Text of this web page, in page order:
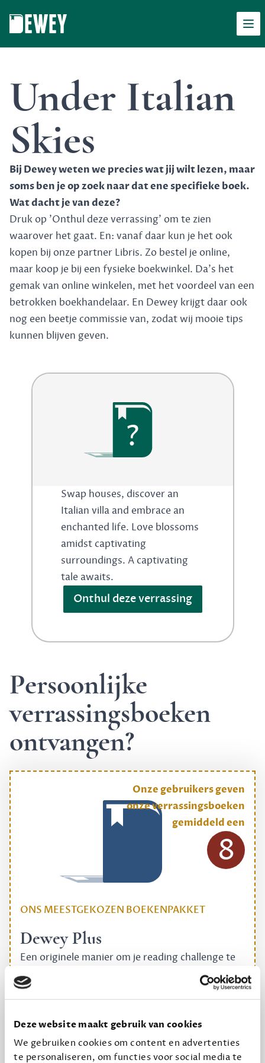
Deze website maakt gebruik van cookies
We gebruiken cookies om content en advertenties
te personaliseren, om functies voor social media te
Under Italian
Skies
Bij Dewey weten we precies wat jij wilt lezen, maar
soms ben je op zoek naar dat ene specifieke boek.
Wat dacht je van deze?
Druk op 'Onthul deze verrassing' om te zien
waarover het gaat. En: vanaf daar kun je het ook
kopen bij onze partner Libris. Zo bestel je online,
maar koop je bij een fysieke boekwinkel. Da's het
gemak van online winkelen, met het voordeel van een
betrokken boekhandelaar. En Dewey krijgt daar ook
nog een beetje commissie van, zodat wij mooie tips
kunnen blijven geven.
?
Swap houses, discover an
Italian villa and embrace an
enchanted life. Love blossoms
amidst captivating
surroundings. A captivating
tale awaits.
Onthul deze verrassing
Persoonlijke
verrassingsboeken
ontvangen?
ONS MEESTGEKOZEN BOEKENPAKKET
Dewey Plus
Een originele manier om je reading challenge te
halen.
12,50 per maand, incl. verzending
Geef cadeau
Onze gebruikers geven
onze verrassingsboeken
gemiddeld een
8